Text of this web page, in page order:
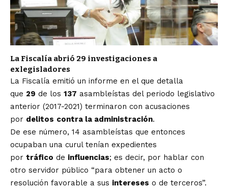
La Fiscalía abrió 29 investigaciones a
exlegisladores
La Fiscalía emitió un informe en el que detalla
que 29 de los 137 asambleístas del periodo legislativo
anterior (2017-2021) terminaron con acusaciones
por delitos contra la administración.
De ese número, 14 asambleístas que entonces
ocupaban una curul tenían expedientes
por tráfico de influencias; es decir, por hablar con
otro servidor público “para obtener un acto o
resolución favorable a sus intereses o de terceros”.